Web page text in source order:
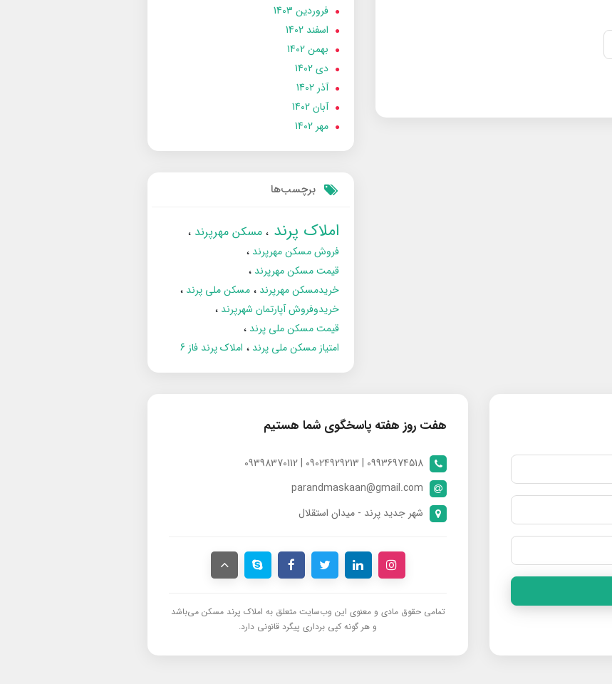
فروردین 1403
اسفند 1402
بهمن 1402
دی 1402
آذر 1402
آبان 1402
مهر 1402
برچسب‌ها
املاک پرند مسکن مهرپرند
فروش مسکن مهرپرند
قیمت مسکن مهرپرند
خریدمسکن مهرپرند
مسکن ملی پرند
خریدوفروش آپارتمان شهرپرند
قیمت مسکن ملی پرند
امتیاز مسکن ملی پرند
املاک پرند فاز 6
هفت روز هفته پاسخگوی شما هستیم
09936974518 | 09024929213 | 09398370112
parandmaskaan@gmail.com
شهر جدید پرند - میدان استقلال
تمامی حقوق مادی و معنوی این وب‌سایت متعلق به املاک پرند مسکن می‌باشد
و هر گونه کپی برداری پیگرد قانونی دارد.